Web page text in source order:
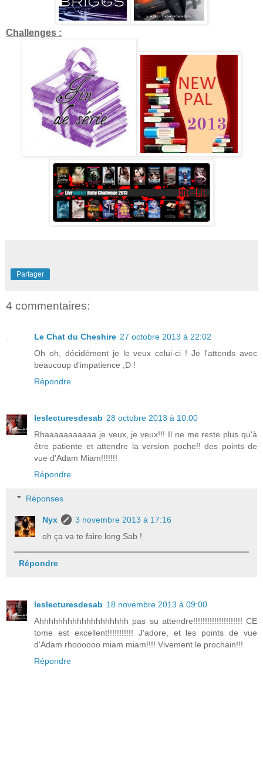
Challenges :
Partager
4 commentaires:
Le Chat du Cheshire 27 octobre 2013 à 22:02
Oh oh, décidément je le veux celui-ci ! Je l'attends avec
beaucoup d'impatience ;D !
Répondre
leslecturesdesab 28 octobre 2013 à 10:00
Rhaaaaaaaaaaa je veux, je veux!!! Il ne me reste plus qu'à
être patiente et attendre la version poche!! des points de
vue d'Adam Miam!!!!!!!
Répondre
Réponses
Nyx
3 novembre 2013 à 17:16
oh ça va te faire long Sab !
Répondre
leslecturesdesab 18 novembre 2013 à 09:00
Ahhhhhhhhhhhhhhhhhhh pas su attendre!!!!!!!!!!!!!!!!!!!!! CE
tome est excellent!!!!!!!!!!! J'adore, et les points de vue
d'Adam rhoooooo miam miam!!!! Vivement le prochain!!!
Répondre